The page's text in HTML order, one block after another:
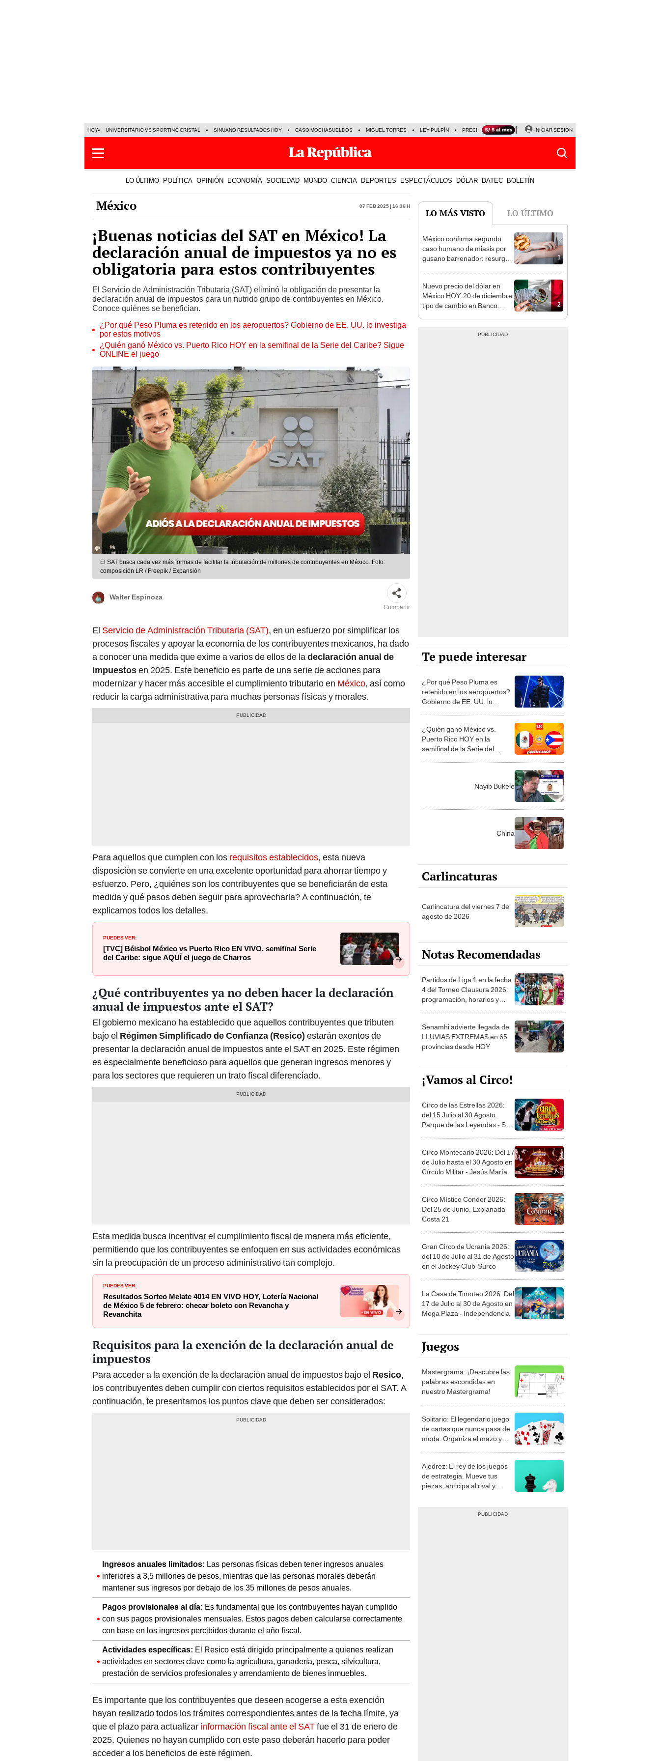
HOY UNIVERSITARIO VS SPORTING CRISTAL SINUANO RESULTADOS HOY CASO MOCHASUELDOS MIGUEL TORRES LEY PULPÍN PRECIO DEL DÓLAR CORTE DE LUZ VIERNES 7 DE AGOSTO
INICIAR SESIÓN
LO ÚLTIMO POLÍTICA OPINIÓN ECONOMÍA SOCIEDAD MUNDO CIENCIA DEPORTES ESPECTÁCULOS DÓLAR DATEC BOLETÍN
México 07 Feb 2025 | 16:36 h
¡Buenas noticias del SAT en México! La
declaración anual de impuestos ya no es
obligatoria para estos contribuyentes
El Servicio de Administración Tributaria (SAT) eliminó la obligación de presentar la
declaración anual de impuestos para un nutrido grupo de contribuyentes en México.
Conoce quiénes se benefician.
¿Por qué Peso Pluma es retenido en los aeropuertos? Gobierno de EE. UU. lo investiga
por estos motivos
¿Quién ganó México vs. Puerto Rico HOY en la semifinal de la Serie del Caribe? Sigue
ONLINE el juego
El SAT busca cada vez más formas de facilitar la tributación de millones de contribuyentes en México. Foto:
composición LR / Freepik / Expansión
Walter Espinoza
Compartir
El Servicio de Administración Tributaria (SAT), en un esfuerzo por simplificar los
procesos fiscales y apoyar la economía de los contribuyentes mexicanos, ha dado
a conocer una medida que exime a varios de ellos de ladeclaración anual de
impuestosen 2025. Este beneficio es parte de una serie de acciones para
modernizar y hacer más accesible el cumplimiento tributario en México, así como
reducir la carga administrativa para muchas personas físicas y morales.
Para aquellos que cumplen con los requisitos establecidos, esta nueva
disposición se convierte en una excelente oportunidad para ahorrar tiempo y
esfuerzo. Pero, ¿quiénes son los contribuyentes que se beneficiarán de esta
medida y qué pasos deben seguir para aprovecharla? A continuación, te
explicamos todos los detalles.
PUEDES VER:
[TVC] Béisbol México vs Puerto Rico EN VIVO, semifinal Serie
del Caribe: sigue AQUÍ el juego de Charros
¿Qué contribuyentes ya no deben hacer la declaración
anual de impuestos ante el SAT?
El gobierno mexicano ha establecido que aquellos contribuyentes que tributen
bajo el Régimen Simplificado de Confianza (Resico) estarán exentos de
presentar la declaración anual de impuestos ante el SAT en 2025. Este régimen
es especialmente beneficioso para aquellos que generan ingresos menores y
para los sectores que requieren un trato fiscal diferenciado.
Esta medida busca incentivar el cumplimiento fiscal de manera más eficiente,
permitiendo que los contribuyentes se enfoquen en sus actividades económicas
sin la preocupación de un proceso administrativo tan complejo.
PUEDES VER:
Resultados Sorteo Melate 4014 EN VIVO HOY, Lotería Nacional
de México 5 de febrero: checar boleto con Revancha y
Revanchita
Requisitos para la exención de la declaración anual de
impuestos
Para acceder a la exención de la declaración anual de impuestos bajo el Resico,
los contribuyentes deben cumplir con ciertos requisitos establecidos por el SAT. A
continuación, te presentamos los puntos clave que deben ser considerados:
Ingresos anuales limitados: Las personas físicas deben tener ingresos anuales
inferiores a 3,5 millones de pesos, mientras que las personas morales deberán
mantener sus ingresos por debajo de los 35 millones de pesos anuales.
Pagos provisionales al día: Es fundamental que los contribuyentes hayan cumplido
con sus pagos provisionales mensuales. Estos pagos deben calcularse correctamente
con base en los ingresos percibidos durante el año fiscal.
Actividades específicas: El Resico está dirigido principalmente a quienes realizan
actividades en sectores clave como la agricultura, ganadería, pesca, silvicultura,
prestación de servicios profesionales y arrendamiento de bienes inmuebles.
Es importante que los contribuyentes que deseen acogerse a esta exención
hayan realizado todos los trámites correspondientes antes de la fecha límite, ya
que el plazo para actualizar información fiscal ante el SATfue el 31 de enero de
2025. Quienes no hayan cumplido con este paso deberán hacerlo para poder
acceder a los beneficios de este régimen.
LO MÁS VISTO LO ÚLTIMO
1
México confirma segundo
caso humano de miasis por
gusano barrenador: resurgen
2
Nuevo precio del dólar en
México HOY, 20 de diciembre:
tipo de cambio en Banco
Te puede interesar
¿Por qué Peso Pluma es
retenido en los aeropuertos?
Gobierno de EE. UU. lo
¿Quién ganó México vs.
Puerto Rico HOY en la
semifinal de la Serie del
Nayib Bukele
China
Carlincaturas
Carlincatura del viernes 7 de
agosto de 2026
Notas Recomendadas
Partidos de Liga 1 en la fecha
4 del Torneo Clausura 2026:
programación, horarios y
Senamhi advierte llegada de
LLUVIAS EXTREMAS en 65
provincias desde HOY
¡Vamos al Circo!
Circo de las Estrellas 2026:
del 15 Julio al 30 Agosto.
Parque de las Leyendas - San
Circo Montecarlo 2026: Del 17
de Julio hasta el 30 Agosto en
Círculo Militar - Jesús María
Circo Místico Condor 2026:
Del 25 de Junio. Explanada
Costa 21
Gran Circo de Ucrania 2026:
del 10 de Julio al 31 de Agosto
en el Jockey Club-Surco
La Casa de Timoteo 2026: Del
17 de Julio al 30 de Agosto en
Mega Plaza - Independencia
Juegos
Mastergrama: ¡Descubre las
palabras escondidas en
nuestro Mastergrama!
Solitario: El legendario juego
de cartas que nunca pasa de
moda. Organiza el mazo y
Ajedrez: El rey de los juegos
de estrategia. Mueve tus
piezas, anticipa al rival y